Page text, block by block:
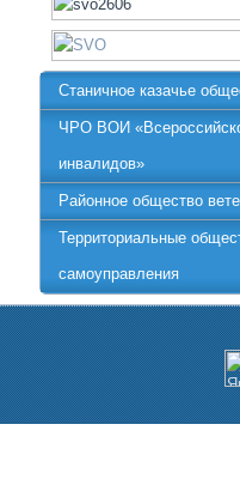
Станичное казачье
ЧРО ВОИ
инвалидов»
Районное общество
Территориальные
самоуправления